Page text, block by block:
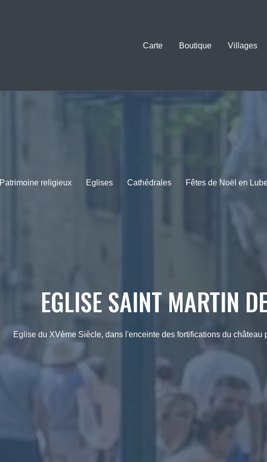
Carte Boutique Villages
Patrimoine religieux Eglises Cathédrales Fêtes de Noël en
EGLISE SAINT MARTIN
Eglise du XVème Siècle, dans l'enceinte des fortifications du château